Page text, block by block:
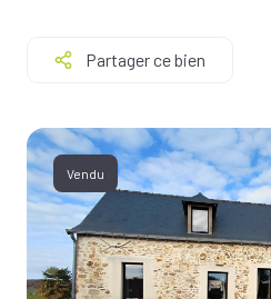
BIENS
NOS
BIENS À
LA
LOCATION
ESTIMEZ
Partager ce bien
Vendu